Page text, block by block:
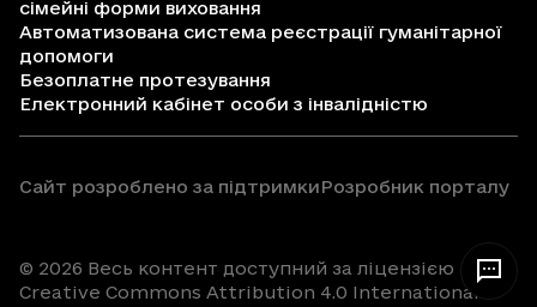
сімейні форми виховання
Автоматизована система реєстрації гуманітарної
допомоги
Безоплатне протезування
Електронний кабінет особи з інвалідністю
Сайт розроблено за підтримкиРозробник порталу
© 2026 Весь контент доступний за ліцензією
Creative Commons Attribution 4.0 International